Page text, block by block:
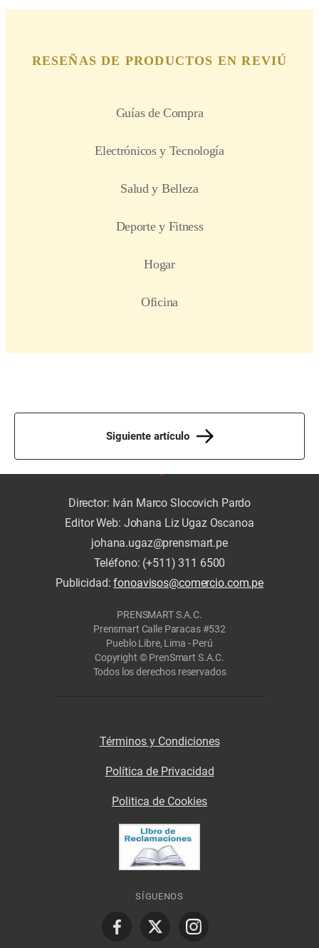
Siguiente artículo
Director: Iván Marco Slocovich Pardo
Editor Web: Johana Liz Ugaz Oscanoa
johana.ugaz@prensmart.pe
Teléfono: (+511) 311 6500
Publicidad:fonoavisos@comercio.com.pe
PRENSMART S.A.C.
Prensmart Calle Paracas #532
Pueblo Libre, Lima - Perú
Copyright © PrenSmart S.A.C.
Todos los derechos reservados
Términos y Condiciones
Política de Privacidad
Politica de Cookies
SÍGUENOS